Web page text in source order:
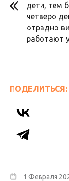
дети, тем
четверо
отрадно
работают
ПОДЕЛИТЬСЯ:
1 Февраля